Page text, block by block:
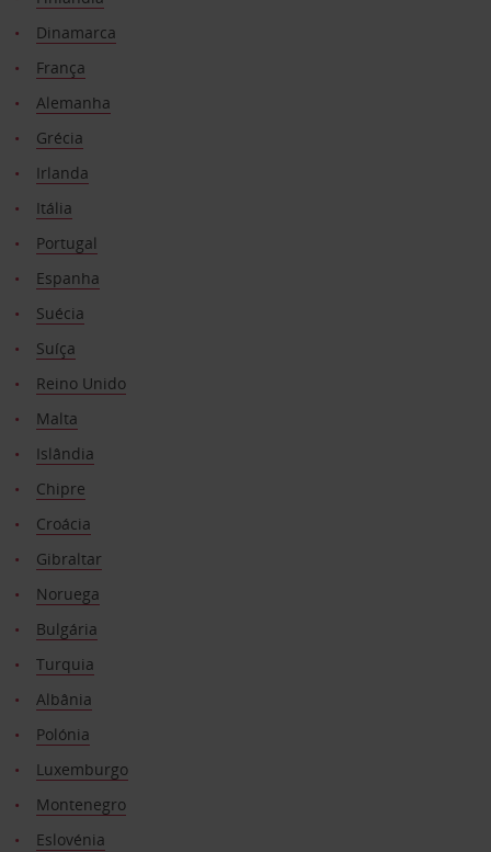
Dinamarca
França
Alemanha
Grécia
Irlanda
Itália
Portugal
Espanha
Suécia
Suíça
Reino Unido
Malta
Islândia
Chipre
Croácia
Gibraltar
Noruega
Bulgária
Turquia
Albânia
Polónia
Luxemburgo
Montenegro
Eslovénia